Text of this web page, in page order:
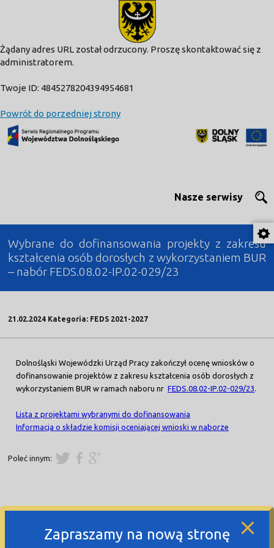
Żądany adres URL został odrzucony. Proszę skontaktować się z
administratorem.
Twoje ID: 4845278204394954681
Powrót do porzedniej strony
Nasze serwisy
Wybrane do dofinansowania projekty z zakresu
kształcenia osób dorosłych z wykorzystaniem BUR
– nabór FEDS.08.02-IP.02-029/23
21.02.2024 Kategoria: FEDS 2021-2027
Dolnośląski Wojewódzki Urząd Pracy zakończył ocenę wniosków o
dofinansowanie projektów z zakresu kształcenia osób dorosłych z
wykorzystaniem BUR w ramach naboru nrFEDS.08.02-IP.02-029/23
Lista z projektami wybranymi do dofinansowania
Informacja o składzie komisji oceniającej wnioski w naborze
Poleć innym:
modal-check
Zapraszamy na nową stronę